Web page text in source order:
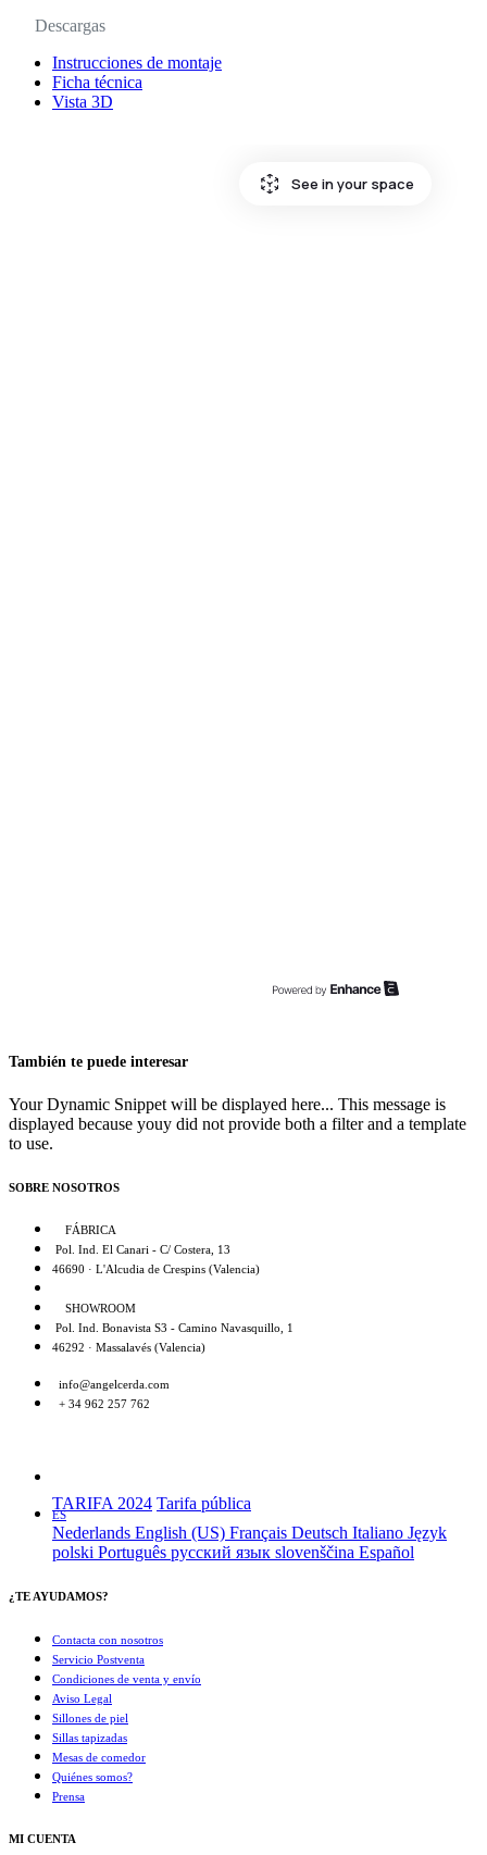
Descargas
Instrucciones de montaje
Ficha técnica
Vista 3D
También te puede interesar
Your Dynamic Snippet will be displayed here... This message is
displayed because youy did not provide both a filter and a template
to use.
SOBRE NOSOTROS
FÁBRICA
Pol. Ind. El Canari - C/ Costera, 13
46690 · L'Alcudia de Crespins (Valencia)
SHOWROOM
Pol. Ind. Bonavista S3 - Camino Navasquillo, 1
46292 · Massalavés (Valencia)
info@angelcerda.com
+ 34 962 257 762
TARIFA 2024 Tarifa pública
ES
Nederlands English (US) Français Deutsch Italiano Język
polski Português русский язык slovenščina Español
¿TE AYUDAMOS?
Contacta con nosotros
Servicio Postventa
Condiciones de venta y envío
Aviso Legal
Sillones de piel
Sillas tapizadas
Mesas de comedor
Quiénes somos?
Prensa
MI CUENTA